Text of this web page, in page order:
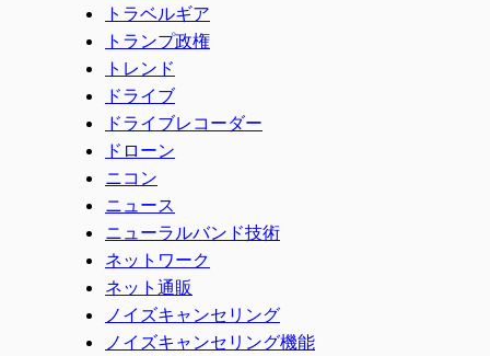
トラベルギア
トランプ政権
トレンド
ドライブ
ドライブレコーダー
ドローン
ニコン
ニュース
ニューラルバンド技術
ネットワーク
ネット通販
ノイズキャンセリング
ノイズキャンセリング機能